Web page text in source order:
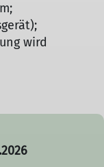
wird